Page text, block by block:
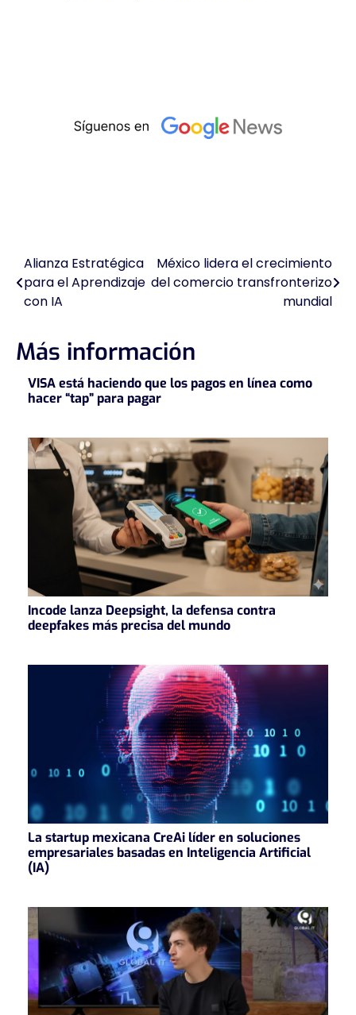
Navegación
de
Alianza Estratégica
para el Aprendizaje
con IA
México lidera el crecimiento
del comercio transfronterizo
mundial
Más información
VISA está haciendo que los pagos en línea como
hacer “tap” para pagar
Incode lanza Deepsight, la defensa contra
deepfakes más precisa del mundo
La startup mexicana CreAi líder en soluciones
empresariales basadas en Inteligencia Artificial
(IA)